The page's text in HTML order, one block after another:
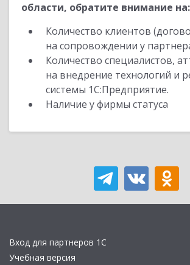
области, обратите внимание на:
Количество клиентов
на сопровождении у
Количество специалистов,
на внедрение технологий и
системы 1С:Предприятие.
Наличие у фирмы статуса
Вход для партнеров 1С
Учебная версия